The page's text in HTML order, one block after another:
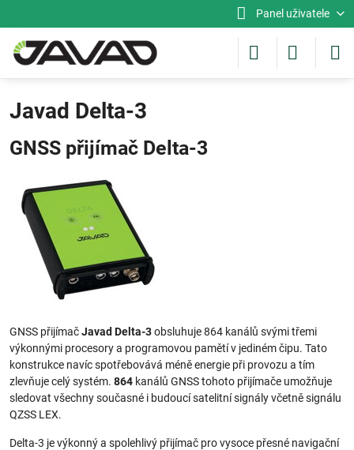
Panel uživatele
Javad Delta-3
GNSS přijímač Delta-3
GNSS přijímačJavad Delta-3obsluhuje 864 kanálů svými třemi
výkonnými procesory a programovou pamětí v jediném čipu. Tato
konstrukce navíc spotřebovává méně energie při provozu a tím
zlevňuje celý systém. 864 kanálů GNSS tohoto přijímače umožňuje
sledovat všechny současné i budoucí satelitní signály včetně signálu
QZSS LEX.
Delta-3 je výkonný a spolehlivý přijímač pro vysoce přesné navigační